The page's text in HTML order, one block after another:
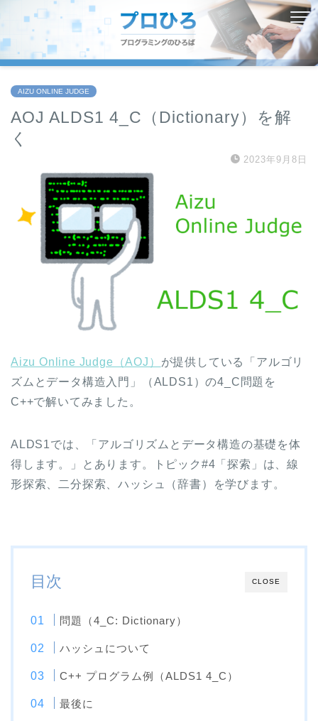
AIZU ONLINE JUDGE
AOJ ALDS1 4_C（Dictionary）を解
く
2023年9月8日
Aizu Online Judge（AOJ） が提供している「アルゴリ
ズムとデータ構造入門」（ALDS1）の4_C問題を
C++で解いてみました。
ALDS1では、「アルゴリズムとデータ構造の基礎を体
得します。」とあります。トピック#4「探索」は、線
形探索、二分探索、ハッシュ（辞書）を学びます。
CLOSE
目次
問題（4_C: Dictionary）
ハッシュについて
C++ プログラム例（ALDS1 4_C）
最後に